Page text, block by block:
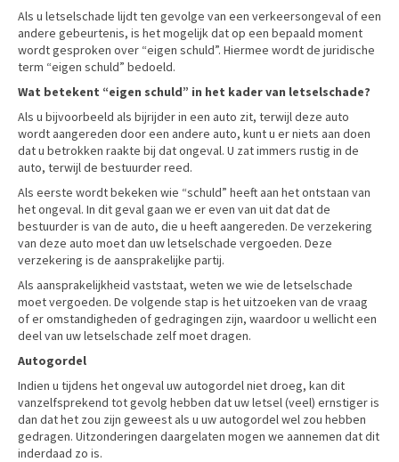
Als u letselschade lijdt ten gevolge van een verkeersongeval of een
andere gebeurtenis, is het mogelijk dat op een bepaald moment
wordt gesproken over “eigen schuld”. Hiermee wordt de juridische
term “eigen schuld” bedoeld.
Wat betekent “eigen schuld” in het kader van letselschade?
Als u bijvoorbeeld als bijrijder in een auto zit, terwijl deze auto
wordt aangereden door een andere auto, kunt u er niets aan doen
dat u betrokken raakte bij dat ongeval. U zat immers rustig in de
auto, terwijl de bestuurder reed.
Als eerste wordt bekeken wie “schuld” heeft aan het ontstaan van
het ongeval. In dit geval gaan we er even van uit dat dat de
bestuurder is van de auto, die u heeft aangereden. De verzekering
van deze auto moet dan uw letselschade vergoeden. Deze
verzekering is de aansprakelijke partij.
Als aansprakelijkheid vaststaat, weten we wie de letselschade
moet vergoeden. De volgende stap is het uitzoeken van de vraag
of er omstandigheden of gedragingen zijn, waardoor u wellicht een
deel van uw letselschade zelf moet dragen.
Autogordel
Indien u tijdens het ongeval uw autogordel niet droeg, kan dit
vanzelfsprekend tot gevolg hebben dat uw letsel (veel) ernstiger is
dan dat het zou zijn geweest als u uw autogordel wel zou hebben
gedragen. Uitzonderingen daargelaten mogen we aannemen dat dit
inderdaad zo is.